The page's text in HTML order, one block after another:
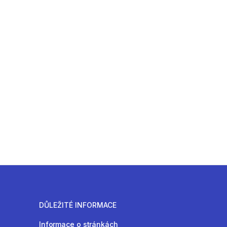
DŮLEŽITÉ INFORMACE
Informace o stránkách